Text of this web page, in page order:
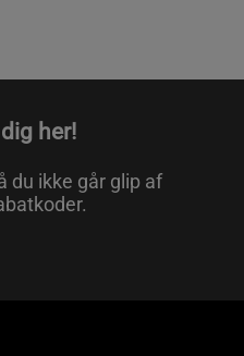
her!
du ikke går glip af